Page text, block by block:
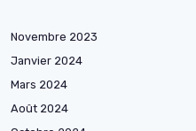
Novembre 2023
Janvier 2024
Mars 2024
Août 2024